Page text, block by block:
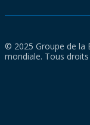
© 2025 Groupe de la
mondiale. Tous droits